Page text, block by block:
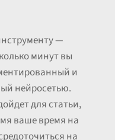
—
минут вы
и
нейросетью.
для статьи,
ваше время на
на